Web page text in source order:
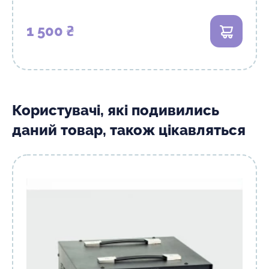
1 500 ₴ В кошик
Користувачі, які подивились
даний товар, також цікавляться